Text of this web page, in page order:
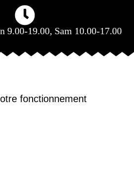
9.00-19.00, Sam 10.00-17.00
fonctionnement